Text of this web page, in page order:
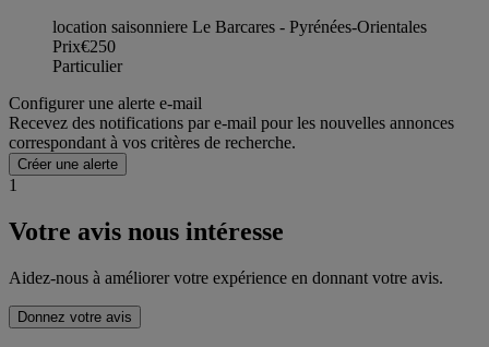
location saisonniere Le Barcares - Pyrénées-Orientales
Prix€250
Particulier
Configurer une alerte e-mail
Recevez des notifications par e-mail pour les nouvelles annonces
correspondant à vos critères de recherche.
Créer une alerte
1
Votre avis nous intéresse
Aidez-nous à améliorer votre expérience en donnant votre avis.
Donnez votre avis